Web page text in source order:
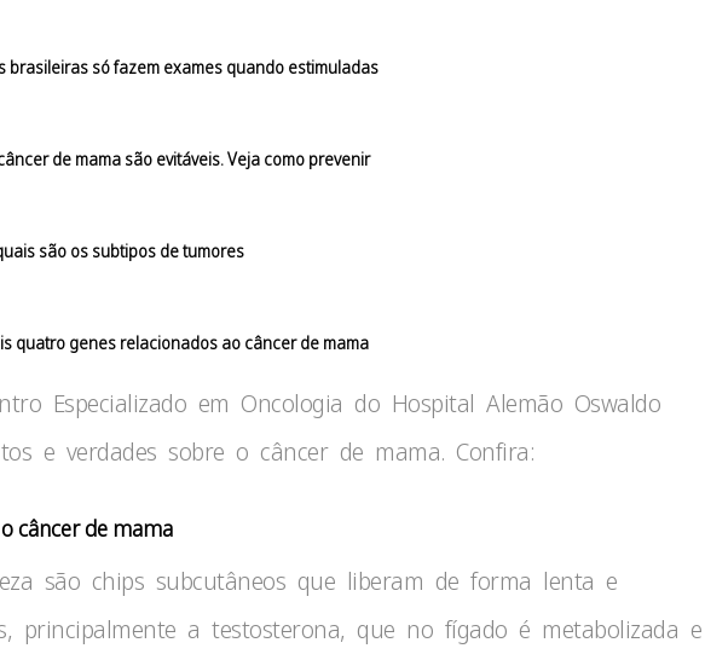
brasileiras só fazem exames quando estimuladas
de mama são evitáveis. Veja como prevenir
são os subtipos de tumores
quatro genes relacionados ao câncer de mama
Especializado em Oncologia do Hospital Alemão Oswaldo
e verdades sobre o câncer de mama. Confira:
câncer de mama
são chips subcutâneos que liberam de forma lenta e
principalmente a testosterona, que no fígado é metabolizada e